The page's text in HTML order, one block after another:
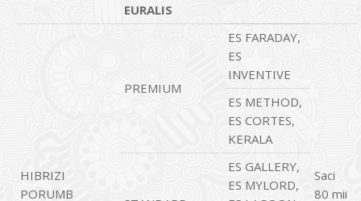
EURALIS
HIBRIZI
PORUMB
PREMIUM
ES FARADAY,
ES
INVENTIVE
Saci
80 mii
ES METHOD,
ES CORTES,
KERALA
ES GALLERY,
ES MYLORD,